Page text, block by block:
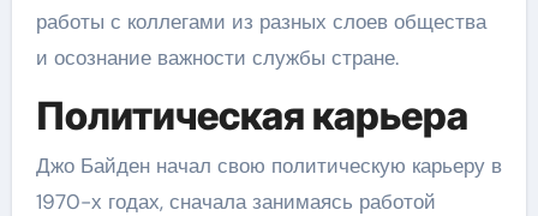
работы с коллегами из разных слоев общества
и осознание важности службы стране.
Политическая карьера
Джо Байден начал свою политическую карьеру в
1970-х годах, сначала занимаясь работой